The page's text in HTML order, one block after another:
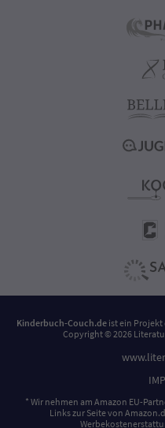
Kinderbuch-Couch.de ist ein Projekt
Copyright © 2026
* Wir nehmen am Amazon EU-
Links zur Seite von